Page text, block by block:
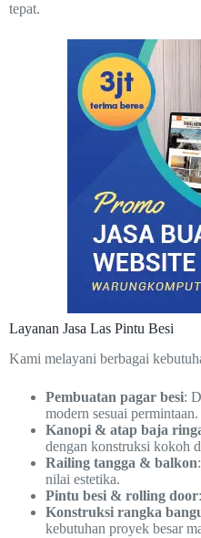
tepat.
Layanan Jasa Las Pintu Besi
Kami melayani berbagai
Pembuatan pagar besi:
modern sesuai permintaan.
Kanopi & atap baja
dengan konstruksi kokoh
Railing tangga & balkon
nilai estetika.
Pintu besi & rolling door
Konstruksi rangka
kebutuhan proyek besar